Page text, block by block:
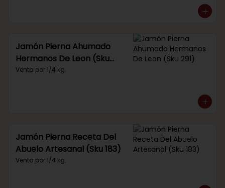
Jamón Pierna Ahumado
Hermanos De Leon (Sku
291)
Venta por 1/4 kg.
Jamón Pierna Receta Del
Abuelo Artesanal (Sku 183)
Venta por 1/4 kg.